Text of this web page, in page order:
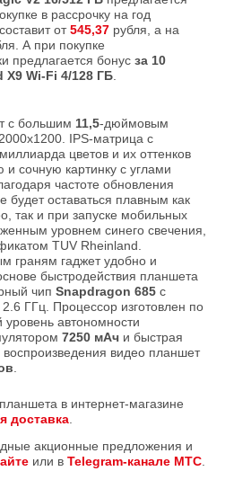
в рассрочку на год
от545,37 рубля, а на
А при покупке
предлагается бонус за 10
Х9 Wi-Fi 4/128 ГБ.
с большим 11,5-дюймовым
IPS-матрица с
цветов и их оттенков
сочную картинку с углами
частоте обновления
будет оставаться плавным как
так и при запуске мобильных
уровнем синего свечения,
TUV Rheinland.
граням гаджет удобно и
быстродействия планшета
чип Snapdragon 685 с
2.6 ГГц. Процессор изготовлен по
автономности
7250 мАч и быстрая
видео планшет
.
в интернет-магазине
доставка.
акционные предложения и
или в Telegram-канале МТС.